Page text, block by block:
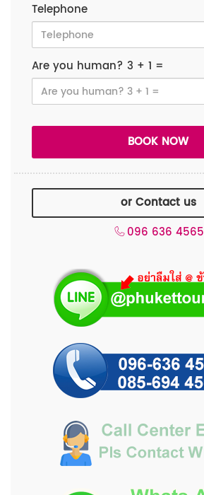
Telephone
Are you human? 3 + 1 =
or Contact us
096 636 4565